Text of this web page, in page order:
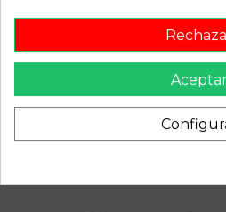
Descripción
Recambio de maneta exterior
citroen xantia berlina 2.0 hdi
seduction | 12.98 - 12.99